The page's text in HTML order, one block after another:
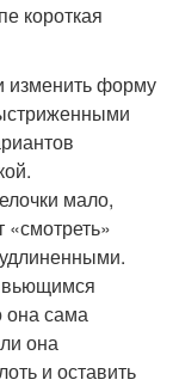
короткая
изменить форму
мало,
«смотреть»
вьющимся
она сама
она
и оставить